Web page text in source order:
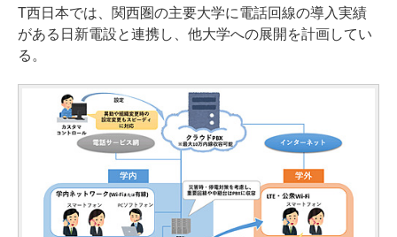
T西日本では、関西圏の主要大学に電話回線の導入実績
がある日新電設と連携し、他大学への展開を計画してい
る。